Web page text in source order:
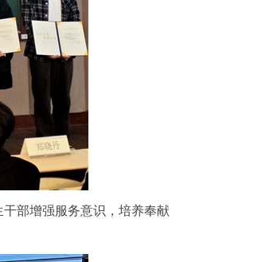
部增强服务意识，培养奉献